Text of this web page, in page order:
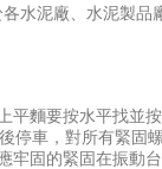
水泥廠、水泥製
麵要按水平找並
車，對所有緊固螺
固的緊固在振動台